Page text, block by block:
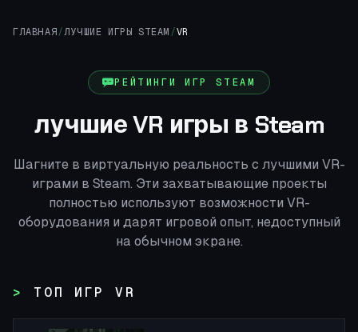
ГЛАВНАЯ /ЛУЧШИЕ ИГРЫ STEAM /VR
РЕЙТИНГИ ИГР STEAM
лучшие VR игры в Steam
Шагните в виртуальную реальность с лучшими VR-
играми в Steam. Эти захватывающие проекты
полностью используют возможности VR-
оборудования и дарят игровой опыт, недоступный
на обычном экране.
ТОП ИГР VR